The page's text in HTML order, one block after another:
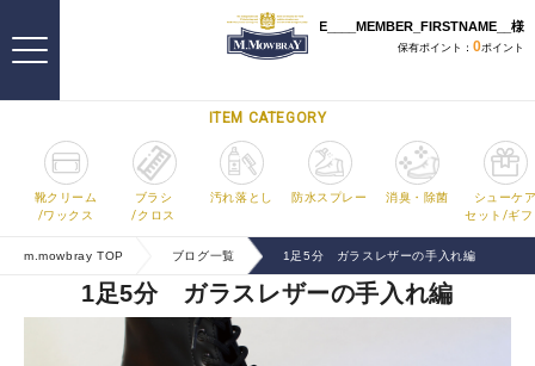
ITEM CATEGORY
靴クリーム
/ワックス
ブラシ
/クロス
汚れ落とし 防水スプレー 消臭・除菌
シューケ
セット/ギフ
m.mowbray TOP ブログ一覧 1足5分 ガラスレザーの手入れ編
1足5分 ガラスレザーの手入れ編